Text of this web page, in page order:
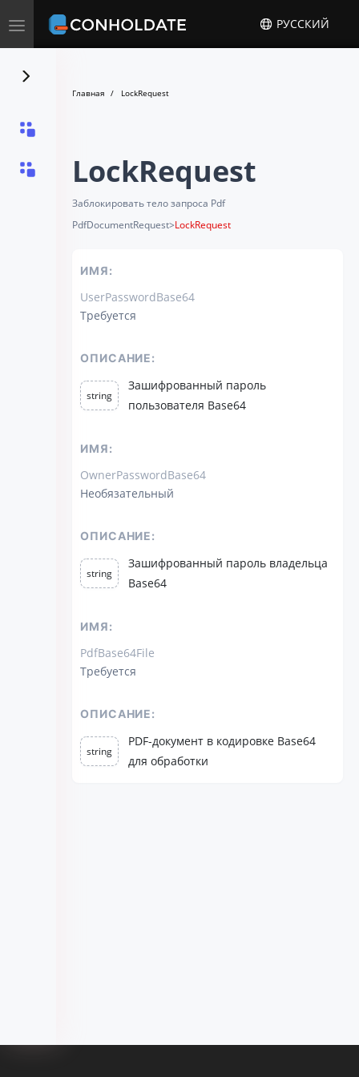
Toggle
navigation РУССКИЙ
Главная LockRequest
LockRequest
Заблокировать тело запроса Pdf
PdfDocumentRequest>LockRequest
ИМЯ:
UserPasswordBase64
Требуется
ОПИСАНИЕ:
string
Зашифрованный пароль
пользователя Base64
ИМЯ:
OwnerPasswordBase64
Необязательный
ОПИСАНИЕ:
string
Зашифрованный пароль владельца
Base64
ИМЯ:
PdfBase64File
Требуется
ОПИСАНИЕ:
string
PDF-документ в кодировке Base64
для обработки